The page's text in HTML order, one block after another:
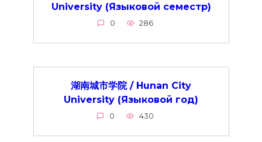
University (Языковой семестр)
0 286
湖南城市学院 / Hunan City
University (Языковой год)
0 430